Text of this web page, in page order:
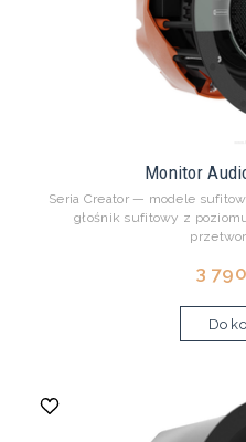
Monitor
Seria Creator — modele
głośnik sufitowy z
3
Do